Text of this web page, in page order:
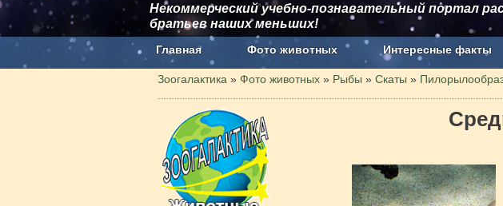
Некоммерческий учебно-познавательный портал
братьев наших меньших!
Главная Фото животных Интересные факты
Наши приложения. Бесплатно и без рекламы
Зоогалактика » Фото животных » Рыбы » Скаты »